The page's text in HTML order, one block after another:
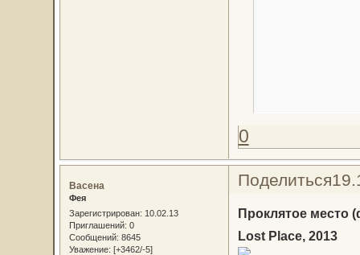
0
Поделиться
Васена
Фея
Зарегистрирован: 10.02.13
Приглашений: 0
Сообщений: 8645
Уважение: [+3462/-5]
Проклятое место
Lost Place, 2013